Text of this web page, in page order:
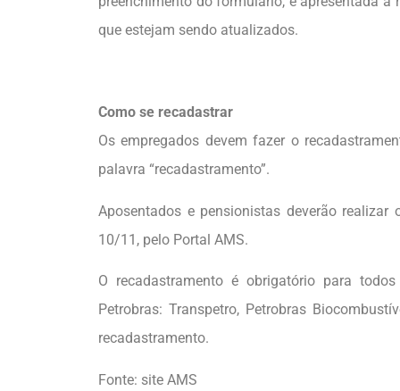
que estejam sendo atualizados.
Como se recadastrar
Os empregados devem fazer o
palavra “recadastramento”.
Aposentados e pensionistas deverão
10/11, pelo Portal AMS.
O recadastramento é obrigatório para
Petrobras: Transpetro, Petrobras
recadastramento.
Fonte: site AMS